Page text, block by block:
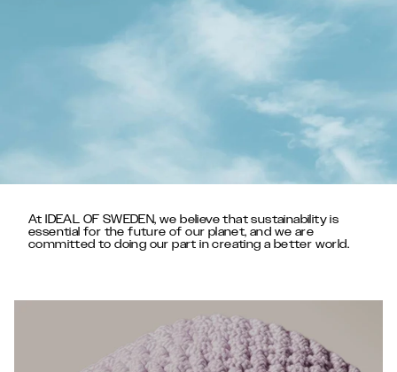
At IDEAL OF SWEDEN, we believe that sustainability is
essential for the future of our planet, and we are
committed to doing our part in creating a better world.